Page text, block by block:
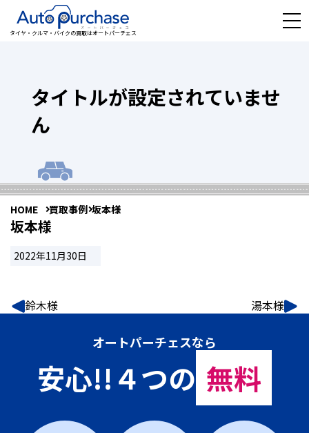
タイヤ・クルマ・バイクの買取はオートパーチェス
タイトルが設定されていませ
ん
HOME 買取事例 坂本様
坂本様
2022年11月30日
鈴木様 湯本様
オートパーチェスなら
安心!!４つの 無料